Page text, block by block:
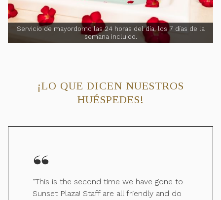
Servicio de mayordomo las 24 horas del día, los 7 días de la
semana incluido.
¡LO QUE DICEN NUESTROS
HUÉSPEDES!
"This is the second time we have gone to
Sunset Plaza! Staff are all friendly and do